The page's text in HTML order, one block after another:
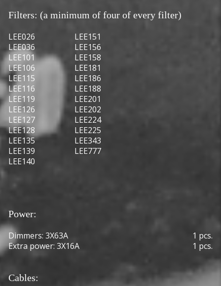
Filters: (a minimum of four of every filter)
LEE026 LEE151
LEE036 LEE156
LEE101 LEE158
LEE106 LEE181
LEE115 LEE186
LEE116 LEE188
LEE119 LEE201
LEE126 LEE202
LEE127 LEE224
LEE128 LEE225
LEE135 LEE343
LEE139 LEE777
LEE140
Power:
Dimmers: 3X63A
1 pcs.
Extra power: 3X16A
1 pcs.
Cables: